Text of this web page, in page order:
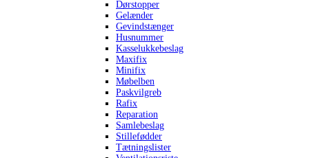
Dørstopper
Gelænder
Gevindstænger
Husnummer
Kasselukkebeslag
Maxifix
Minifix
Møbelben
Paskvilgreb
Rafix
Reparation
Samlebeslag
Stillefødder
Tætningslister